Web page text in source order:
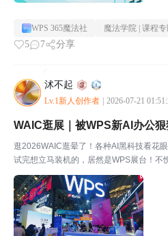
WPS 365魔法社 魔法学院 | 课程
5 7 分享
沭不起
Lv.1新人创作者 2026-07-21
WAIC逛展｜被WPS新AI办公
逛2026WAIC逛晕了！各种AI黑科技看花
试完想立马装机的，居然是WPS展台！不
伙伴，完全不是花架子黑科技，全是打工
😭整理了现场实测最顶的体验亮点👇💻个人